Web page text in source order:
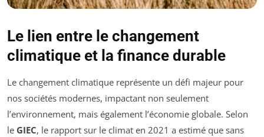
Le lien entre le changement
climatique et la finance durable
Le changement climatique représente un défi majeur pour
nos sociétés modernes, impactant non seulement
l’environnement, mais également l’économie globale. Selon
le GIEC, le rapport sur le climat en 2021 a estimé que sans